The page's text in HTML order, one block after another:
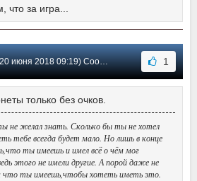
что за игра...
июня 2018 09:19) Сообщение #2 1
только без очков.
не желал знать. Сколько бы ты не хотел
тебе всегда будет мало. Но лишь в конце
ты имеешь и имел всё о чём мог
этого не имели другие. А порой даже не
что ты имеешь,чтобы хотеть иметь это.